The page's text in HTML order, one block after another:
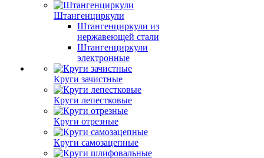
Штангенциркули
Штангенциркули из
нержавеющей стали
Штангенциркули
электронные
Круги зачистные
Круги лепестковые
Круги отрезные
Круги самозацепные